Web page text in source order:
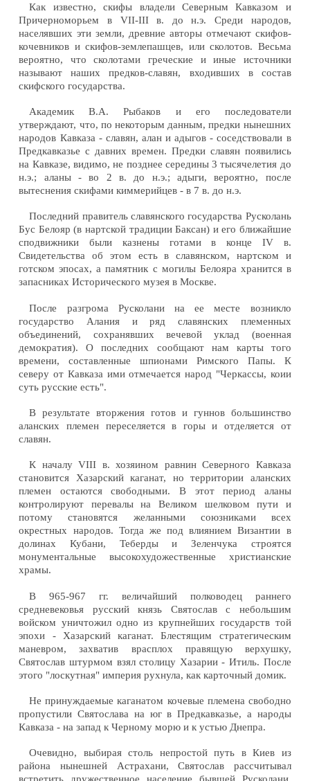
Как известно, скифы владели Северным Кавказом и
Причерноморьем в VII-III в. до н.э. Среди народов,
населявших эти земли, древние авторы отмечают скифов-
кочевников и скифов-землепашцев, или сколотов. Весьма
вероятно, что сколотами греческие и иные источники
называют наших предков-славян, входивших в состав
скифского государства.
Академик В.А. Рыбаков и его последователи
утверждают, что, по некоторым данным, предки нынешних
народов Кавказа - славян, алан и адыгов - соседствовали в
Предкавказье с давних времен. Предки славян появились
на Кавказе, видимо, не позднее середины 3 тысячелетия до
н.э.; аланы - во 2 в. до н.э.; адыги, вероятно, после
вытеснения скифами киммерийцев - в 7 в. до н.э.
Последний правитель славянского государства Русколань
Бус Белояр (в нартской традиции Баксан) и его ближайшие
сподвижники были казнены готами в конце IV в.
Свидетельства об этом есть в славянском, нартском и
готском эпосах, а памятник с могилы Белояра хранится в
запасниках Исторического музея в Москве.
После разгрома Русколани на ее месте возникло
государство Алания и ряд славянских племенных
объединений, сохранявших вечевой уклад (военная
демократия). О последних сообщают нам карты того
времени, составленные шпионами Римского Папы. К
северу от Кавказа ими отмечается народ "Черкассы, коии
суть русские есть".
В результате вторжения готов и гуннов большинство
аланских племен переселяется в горы и отделяется от
славян.
К началу VIII в. хозяином равнин Северного Кавказа
становится Хазарский каганат, но территории аланских
племен остаются свободными. В этот период аланы
контролируют перевалы на Великом шелковом пути и
потому становятся желанными союзниками всех
окрестных народов. Тогда же под влиянием Византии в
долинах Кубани, Теберды и Зеленчука строятся
монументальные высокохудожественные христианские
храмы.
В 965-967 гг. величайший полководец раннего
средневековья русский князь Святослав с небольшим
войском уничтожил одно из крупнейших государств той
эпохи - Хазарский каганат. Блестящим стратегическим
маневром, захватив врасплох правящую верхушку,
Святослав штурмом взял столицу Хазарии - Итиль. После
этого "лоскутная" империя рухнула, как карточный домик.
Не принуждаемые каганатом кочевые племена свободно
пропустили Святослава на юг в Предкавказье, а народы
Кавказа - на запад к Черному морю и к устью Днепра.
Очевидно, выбирая столь непростой путь в Киев из
района нынешней Астрахани, Святослав рассчитывал